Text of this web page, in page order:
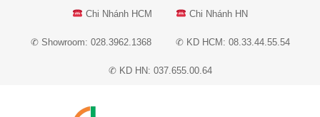
Chi Nhánh HCM Chi Nhánh HN
✆ Showroom: 028.3962.1368 ✆ KD HCM: 08.33.44.55.54
✆ KD HN: 037.655.00.64